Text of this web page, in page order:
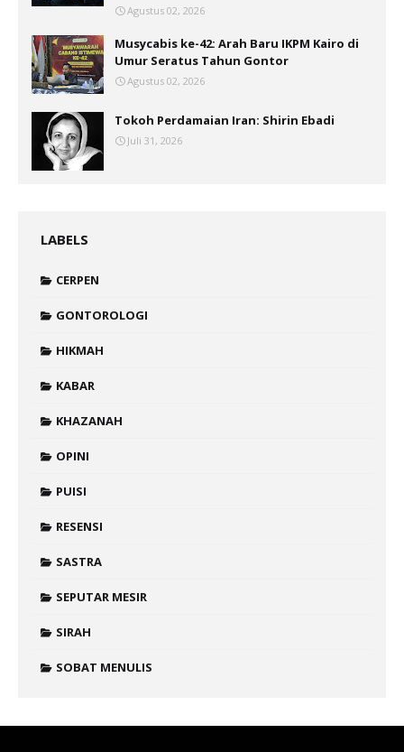
Agustus 02, 2026
Musycabis ke-42: Arah Baru IKPM Kairo di
Umur Seratus Tahun Gontor
Agustus 02, 2026
Tokoh Perdamaian Iran: Shirin Ebadi
Juli 31, 2026
LABELS
CERPEN
GONTOROLOGI
HIKMAH
KABAR
KHAZANAH
OPINI
PUISI
RESENSI
SASTRA
SEPUTAR MESIR
SIRAH
SOBAT MENULIS